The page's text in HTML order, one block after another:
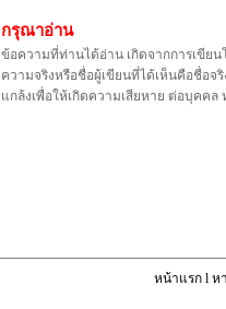
กรุณาอ่าน
ข้อความที่ท่านได้อ่าน เกิดจากการเขีย
ความจริงหรือชื่อผู้เขียนที่ได้เห็นคือชื่อ
แกล้งเพื่อให้เกิดความเสียหาย ต่อบุคค
หน้าแรกl ห